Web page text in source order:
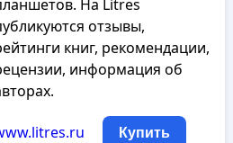
На Litres
отзывы,
книг, рекомендации,
информация об
Купить